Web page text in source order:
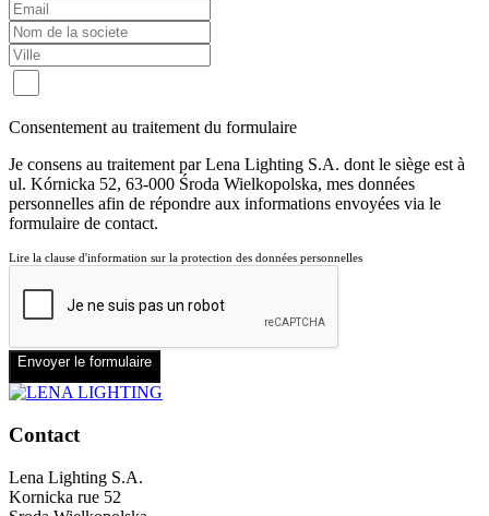
Consentement au traitement du formulaire
Je consens au traitement par Lena Lighting S.A. dont le siège est à
ul. Kórnicka 52, 63-000 Środa Wielkopolska, mes données
personnelles afin de répondre aux informations envoyées via le
formulaire de contact.
Lire la clause d'information sur la protection des données personnelles
Envoyer le formulaire
Contact
Lena Lighting S.A.
Kornicka rue 52